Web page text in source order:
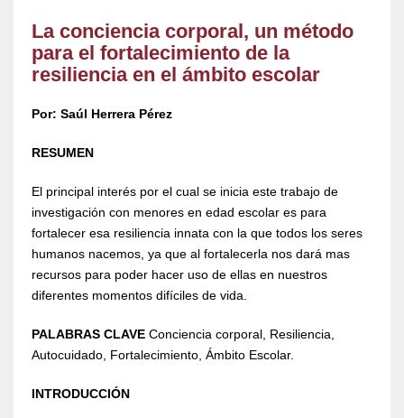
La conciencia corporal, un método
para el fortalecimiento de la
resiliencia en el ámbito escolar
Por: Saúl Herrera Pérez
RESUMEN
El principal interés por el cual se inicia este trabajo de
investigación con menores en edad escolar es para
fortalecer esa resiliencia innata con la que todos los seres
humanos nacemos, ya que al fortalecerla nos dará mas
recursos para poder hacer uso de ellas en nuestros
diferentes momentos difíciles de vida.
PALABRAS CLAVE Conciencia corporal, Resiliencia,
Autocuidado, Fortalecimiento, Ámbito Escolar.
INTRODUCCIÓN